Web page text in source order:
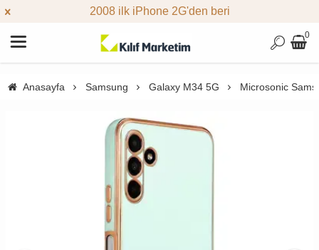
2008 ilk iPhone 2G'den beri
0
Anasayfa Samsung Galaxy M34 5G Microsonic